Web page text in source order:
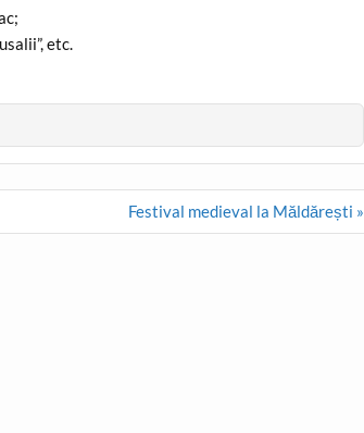
etc.
Festival medieval la Măldărești »